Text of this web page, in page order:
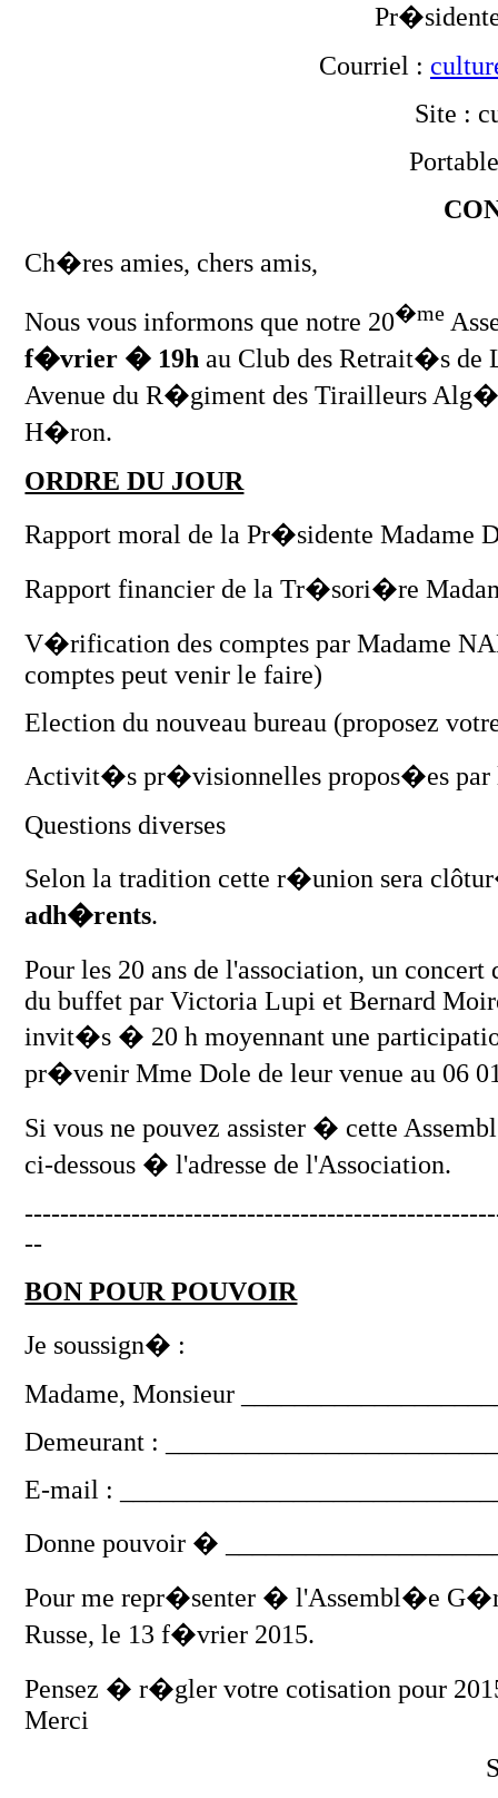
Courriel :
Site :
Ch�res amies, chers amis,
Nous vous informons que notre 20�me
f�vrier � 19h au Club des Retrait�s de
Avenue du R�giment des Tirailleurs
H�ron.
ORDRE DU JOUR
Rapport moral de la Pr�sidente Madame
Rapport financier de la Tr�sori�re
V�rification des comptes par Madame
comptes peut venir le faire)
Election du nouveau bureau (proposez
Activit�s pr�visionnelles propos�es par
Questions diverses
Selon la tradition cette r�union sera
adh�rents.
Pour les 20 ans de l'association, un
du buffet par Victoria Lupi et Bernard
invit�s � 20 h moyennant une
pr�venir Mme Dole de leur venue au 06
Si vous ne pouvez assister � cette
ci-dessous � l'adresse de l'Association.
--
BON POUR POUVOIR
Je soussign� :
Madame, Monsieur
Demeurant :
E-mail :
Donne pouvoir �
Pour me repr�senter � l'Assembl�e
Russe, le 13 f�vrier 2015.
Pensez � r�gler votre cotisation pour
Merci